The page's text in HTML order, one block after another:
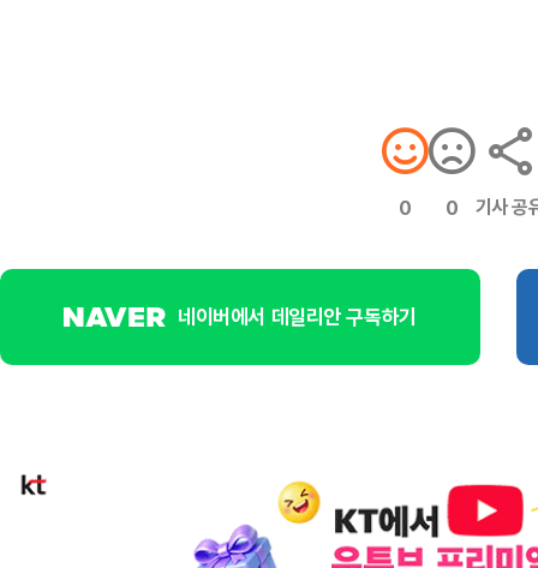
0 0 기사 공
네이버에서 데일리안 구독하기